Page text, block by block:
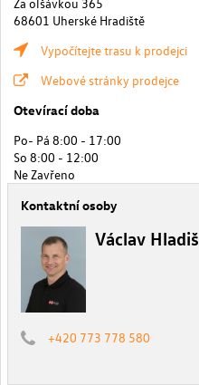
68601 Uherské Hradiště
Vypočítejte trasu k prodejci
Webové stránky prodejce
Otevírací doba
Po- Pá 8:00 - 17:00
So 8:00 - 12:00
Ne Zavřeno
Kontaktní osoby
Václav Hladiš
+420 773 778 580